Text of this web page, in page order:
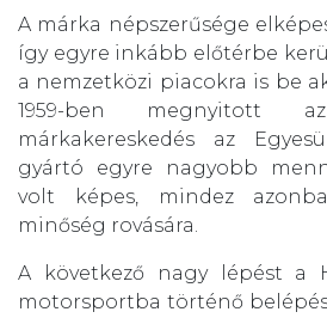
A márka népszerűsége
így egyre inkább előtérbe
a nemzetközi piacokra is be
1959-ben megnyitott
márkakereskedés az
gyártó egyre nagyobb
volt képes, mindez
minőség rovására.
A következő nagy lépést a
motorsportba történő